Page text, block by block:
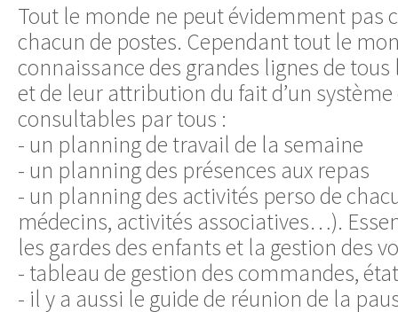
Tout le monde ne peut évidemment pas
chacun de postes. Cependant tout le
connaissance des grandes lignes de tous
et de leur attribution du fait d’un
consultables par tous :
- un planning de travail de la semaine
- un planning des présences aux repas
- un planning des activités perso de
médecins, activités associatives…).
les gardes des enfants et la gestion des
- tableau de gestion des commandes,
- il y a aussi le guide de réunion de la